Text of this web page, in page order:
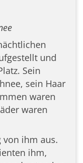
und
Sein
sein Haar
waren
waren
von ihm aus.
ihm,